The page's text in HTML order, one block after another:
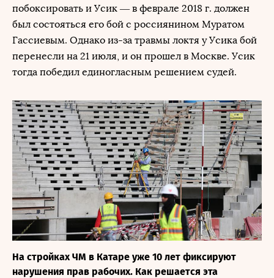
побоксировать и Усик — в феврале 2018 г. должен
был состояться его бой с россиянином Муратом
Гассиевым. Однако из-за травмы локтя у Усика бой
перенесли на 21 июля, и он прошел в Москве. Усик
тогда победил единогласным решением судей.
На стройках ЧМ в Катаре уже 10 лет фиксируют
нарушения прав рабочих. Как решается эта